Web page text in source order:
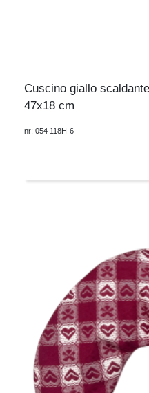
Cuscino giallo
47x18 cm
nr: 054 118H-6